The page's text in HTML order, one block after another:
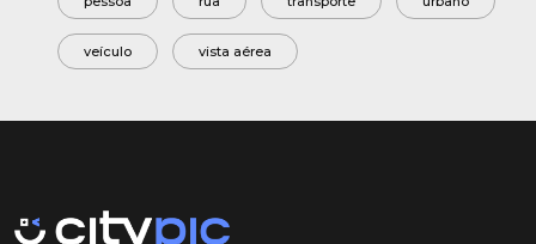
veículo vista aérea